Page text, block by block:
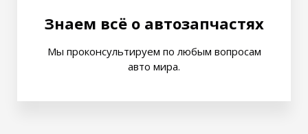
Знаем всё о автозапчастях
Мы проконсультируем по любым вопросам
авто мира.